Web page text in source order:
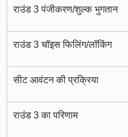
राउंड 3 पंजीकरण/शुल्क भुगतान
राउंड 3 चॉइस फिलिंग/लॉकिंग
सीट आवंटन की प्रक्रिया
राउंड 3 का परिणाम